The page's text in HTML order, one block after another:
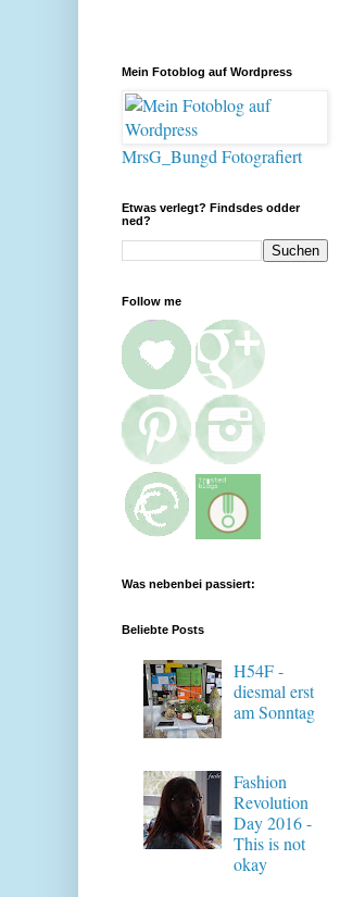
Mein Fotoblog auf Wordpress
MrsG_Bungd Fotografiert
Etwas verlegt? Findsdes odder
ned?
Follow me
Was nebenbei passiert:
Beliebte Posts
H54F -
diesmal erst
am Sonntag
Fashion
Revolution
Day 2016 -
This is not
okay